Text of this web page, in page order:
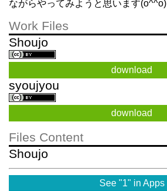
ながらやってみようと思います(o^^o)
Work Files
Shoujo
download
syoujyou
download
Files Content
Shoujo
See "1" in Apps